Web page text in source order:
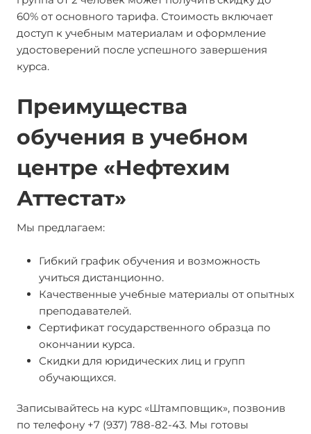
60% от основного тарифа. Стоимость включает
доступ к учебным материалам и оформление
удостоверений после успешного завершения
курса.
Преимущества
обучения в учебном
центре «Нефтехим
Аттестат»
Мы предлагаем:
Гибкий график обучения и возможность
учиться дистанционно.
Качественные учебные материалы от опытных
преподавателей.
Сертификат государственного образца по
окончании курса.
Скидки для юридических лиц и групп
обучающихся.
Записывайтесь на курс «Штамповщик», позвонив
по телефону +7 (937) 788-82-43. Мы готовы